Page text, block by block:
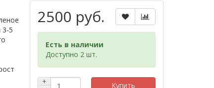
3-5
2500 руб.
Есть в наличии
Доступно 2 шт.
+
Купить